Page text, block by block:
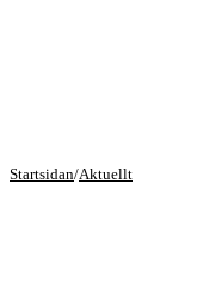
Startsidan/Aktuellt